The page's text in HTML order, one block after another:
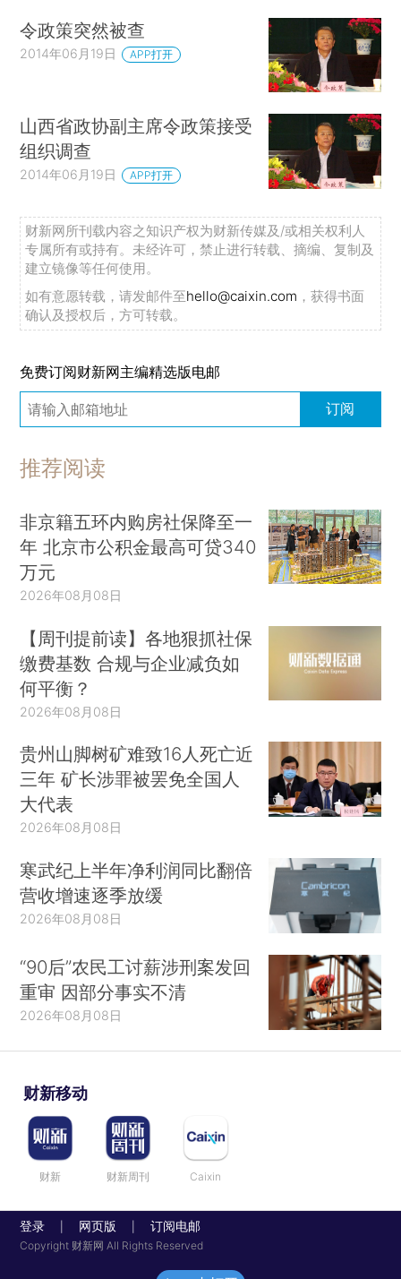
令政策突然被查
2014年06月19日 APP打开
山西省政协副主席令政策接受
组织调查
2014年06月19日 APP打开
财新网所刊载内容之知识产权为财新传媒及/或相关权利人
专属所有或持有。未经许可，禁止进行转载、摘编、复制及
建立镜像等任何使用。
如有意愿转载，请发邮件至hello@caixin.com ，获得书面
确认及授权后，方可转载。
免费订阅财新网主编精选版电邮
订阅
推荐阅读
非京籍五环内购房社保降至一
年 北京市公积金最高可贷340
万元
2026年08月08日
【周刊提前读】各地狠抓社保
缴费基数 合规与企业减负如
何平衡？
2026年08月08日
贵州山脚树矿难致16人死亡近
三年 矿长涉罪被罢免全国人
大代表
2026年08月08日
寒武纪上半年净利润同比翻倍
营收增速逐季放缓
2026年08月08日
“90后”农民工讨薪涉刑案发回
重审 因部分事实不清
2026年08月08日
财新移动
财新 财新周刊 Caixin
登录 网页版 订阅电邮
Copyright 财新网 All Rights Reserved